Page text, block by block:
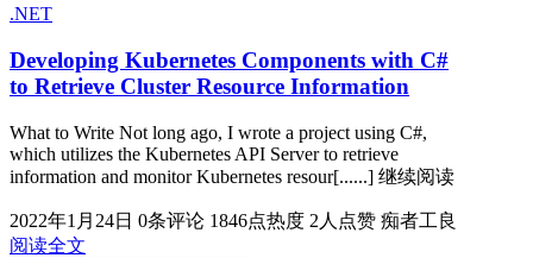
.NET
Developing Kubernetes Components with C#
to Retrieve Cluster Resource Information
What to Write Not long ago, I wrote a project using C#,
which utilizes the Kubernetes API Server to retrieve
information and monitor Kubernetes resour[......] 继续阅读
2022年1月24日 0条评论 1846点热度 2人点赞 痴者工良
阅读全文